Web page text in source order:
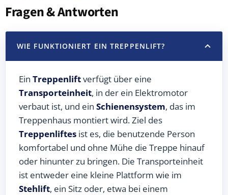
Fragen & Antworten
WIE FUNKTIONIERT EIN TREPPENLIFT?
Ein Treppenliftverfügt über eine
Transporteinheit, in der ein Elektromotor
verbaut ist, und ein Schienensystem, das im
Treppenhaus montiert wird. Ziel des
Treppenliftes ist es, die benutzende Person
komfortabel und ohne Mühe die Treppe hinauf
oder hinunter zu bringen. Die Transporteinheit
ist entweder eine kleine Plattform wie im
Stehlift, ein Sitz oder, etwa bei einem